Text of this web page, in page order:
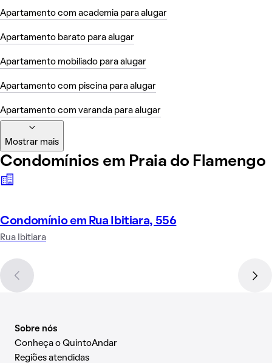
Apartamento com academia para alugar
Apartamento barato para alugar
Apartamento mobiliado para alugar
Apartamento com piscina para alugar
Apartamento com varanda para alugar
Mostrar mais
Condomínios em Praia do Flamengo
Condomínio em Rua Ibitiara, 556
Rua Ibitiara
Sobre nós
Conheça o QuintoAndar
Regiões atendidas